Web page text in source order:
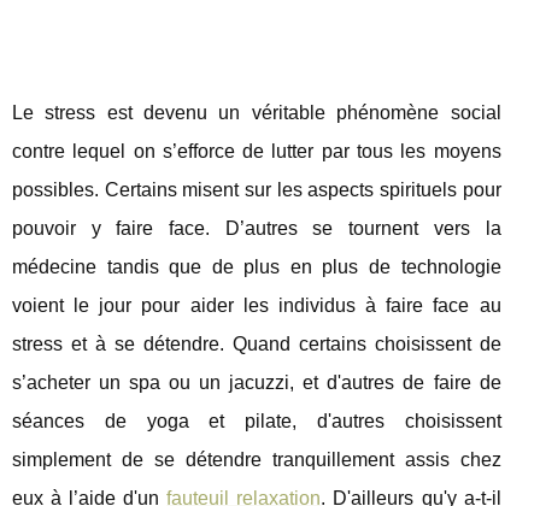
Le stress est devenu un véritable phénomène social
contre lequel on s’efforce de lutter par tous les moyens
possibles. Certains misent sur les aspects spirituels pour
pouvoir y faire face. D’autres se tournent vers la
médecine tandis que de plus en plus de technologie
voient le jour pour aider les individus à faire face au
stress et à se détendre. Quand certains choisissent de
s’acheter un spa ou un jacuzzi, et d'autres de faire de
séances de yoga et pilate, d'autres choisissent
simplement de se détendre tranquillement assis chez
eux à l’aide d'unfauteuil relaxation. D'ailleurs qu'y a-t-il